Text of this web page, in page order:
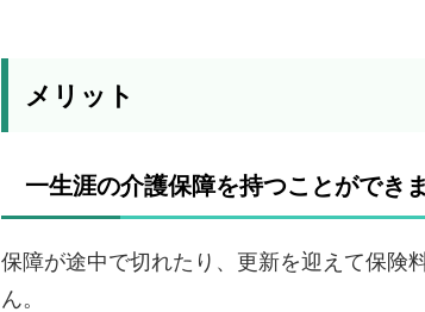
メリット
一生涯の介護保障を持つことができ
保障が途中で切れたり、更新を迎えて保険
ん。